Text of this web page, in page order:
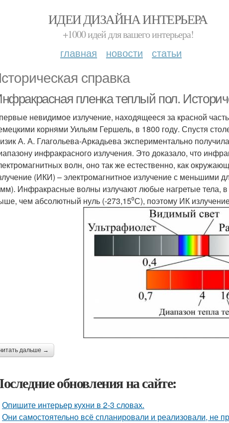
ИДЕИ ДИЗАЙНА ИНТЕРЬЕРА
+1000 идей для вашего интерьера!
главная новости статьи
справка
пленка теплый пол.
невидимое излучение, находящееся за красной
корнями Уильям Гершель, в 1800 году. Спустя
А. А. Глагольева-Аркадьева экспериментально
инфракрасного излучения. Это доказало, что
волн, оно так же естественно, как
(ИКИ) – электромагнитное излучение с меньшими
Инфракрасные волны излучают любые нагретые тела,
чем абсолютный нуль (-273,15⁰С), поэтому ИК
дальше →
обновления на сайте:
Опишите интерьер кухни в 2-3 словах.
Они самостоятельно всё спланировали и реализовали, не